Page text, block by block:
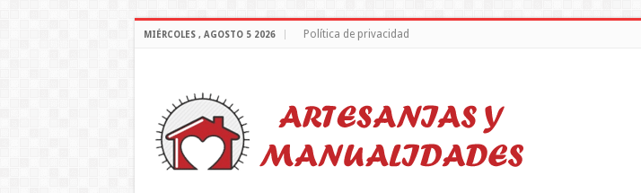
MIÉRCOLES , AGOSTO 5 2026 Política de privacidad